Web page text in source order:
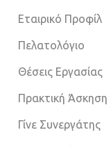
Εταιρικό Προφίλ
Πελατολόγιο
Θέσεις Εργασίας
Πρακτική Άσκηση
Γίνε Συνεργάτης